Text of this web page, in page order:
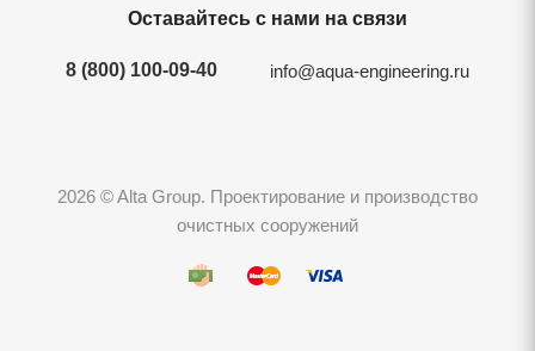
Оставайтесь с нами на связи
8 (800) 100-09-40 info@aqua-engineering.ru
2026 © Alta Group. Проектирование и производство
очистных сооружений